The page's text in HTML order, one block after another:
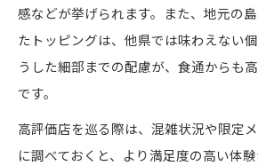
感などが挙げられます。また、地元の
たトッピングは、他県では味わえない
うした細部までの配慮が、食通からも
です。
高評価店を巡る際は、混雑状況や限定
に調べておくと、より満足度の高い体